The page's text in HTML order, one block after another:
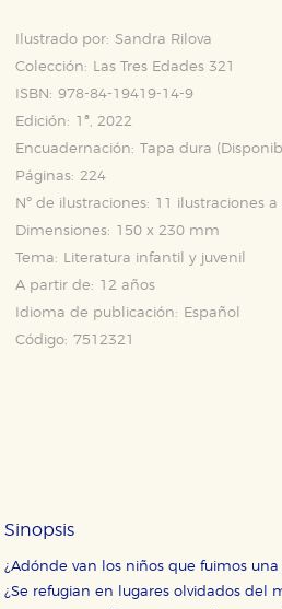
Ilustrado por: Sandra Rilova
Colección:
Las Tres Edades 321
ISBN: 978-84-19419-14-9
Edición: 1ª, 2022
Encuadernación: Tapa dura
Páginas: 224
Nº de ilustraciones: 11 ilustraciones a
Dimensiones: 150 x 230 mm
Tema:
Literatura infantil y juvenil
A partir de: 12 años
Idioma de publicación:
Español
Código: 7512321
Sinopsis
¿Adónde van los niños que fuimos una
¿Se refugian en lugares olvidados del